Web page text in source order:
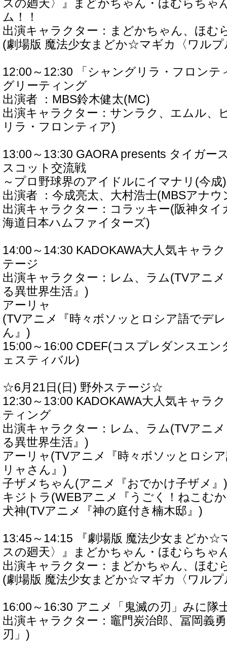
スの廻天〉』まどかちゃん・ほむらちゃ
ム！！
出演キャラクター：まどかちゃん、ほむ
(劇場版 魔法少女まどか☆マギカ〈ワル
12:00～12:30 「シャングリラ・フロンテ
グリーティング
出演者 ：MBS鈴木健太(MC)
出演キャラクター：サンラク、エムル、
リラ・フロンティア)
13:00～13:30 GAORA presents タイガー
スコット交流戦
～プロ野球界のアイドルにイマナリ(今成
出演者 ：今成亮太、大村浩士(MBSアナウ
出演キャラクター：コラッキー(阪神タイ
海道日本ハムファイターズ)
14:00～14:30 KADOKAWA大人気キャラ
テージ
出演キャラクター：レム、ラム(TVアニ
る異世界生活』)
アーリャ
(TVアニメ『時々ボソッとロシア語でデ
ん』)
15:00～16:00 CDEF(コスプレダンスエ
ェスティバル)
☆6月21日(日) 野外ステージ☆
12:30～13:00 KADOKAWA大人気キャラ
ティング
出演キャラクター：レム、ラム(TVアニ
る異世界生活』)
アーリャ(TVアニメ『時々ボソッとロシ
リャさん』)
子ザメちゃん(アニメ『おでかけ子ザメ』)
キジトラ(WEBアニメ『うごく！ねこむ
犬神(TVアニメ『神の庭付き楠木邸』)
13:45～14:15 『劇場版 魔法少女まどか☆
スの廻天〉』まどかちゃん・ほむらちゃ
出演キャラクター：まどかちゃん、ほむ
(劇場版 魔法少女まどか☆マギカ〈ワル
16:00～16:30 アニメ「鬼滅の刃」みに隊
出演キャラクター：竈門炭治郎、冨岡義
刃」)